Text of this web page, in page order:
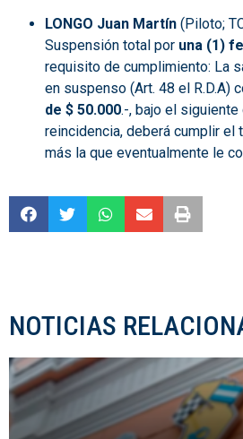
LONGO Juan Martín (Piloto;
Suspensión total por una (1)
requisito de cumplimiento: La
en suspenso (Art. 48 el R.D.A)
de $ 50.000.-, bajo el
reincidencia, deberá cumplir el
más la que eventualmente le
NOTICIAS